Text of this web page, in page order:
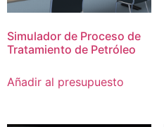
Simulador de Proceso de
Tratamiento de Petróleo
Añadir al presupuesto